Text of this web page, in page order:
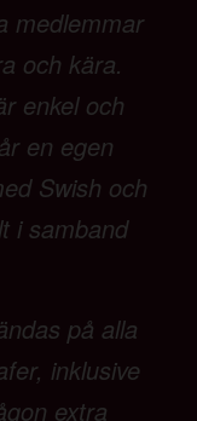
medlemmar
och kära.
enkel och
en egen
Swish och
i samband
på alla
inklusive
extra